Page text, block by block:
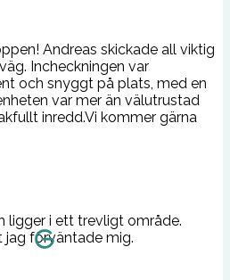
Andreas skickade all viktig
Incheckningen var
och snyggt på plats, med en
var mer än välutrustad
inredd.Vi kommer gärna
ligger i ett trevligt område.
jag förväntade mig.